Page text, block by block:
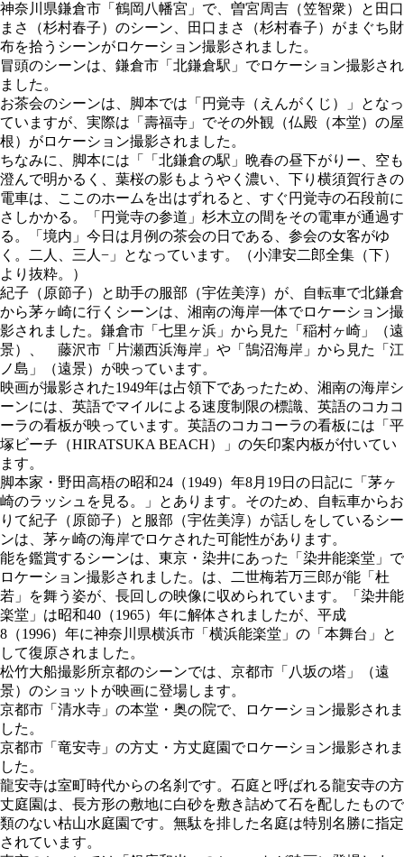
神奈川県鎌倉市「鶴岡八幡宮」で、曽宮周吉（笠智衆）と田口
まさ（杉村春子）のシーン、田口まさ（杉村春子）がまぐち財
布を拾うシーンがロケーション撮影されました。
冒頭のシーンは、鎌倉市「北鎌倉駅」でロケーション撮影され
ました。
お茶会のシーンは、脚本では「円覚寺（えんがくじ）」となっ
ていますが、実際は「壽福寺」でその外観（仏殿（本堂）の屋
根）がロケーション撮影されました。
ちなみに、脚本には「「北鎌倉の駅」晩春の昼下がりー、空も
澄んで明かるく、葉桜の影もようやく濃い、下り横須賀行きの
電車は、ここのホームを出はずれると、すぐ円覚寺の石段前に
さしかかる。「円覚寺の参道」杉木立の間をその電車が通過す
る。「境内」今日は月例の茶会の日である、参会の女客がゆ
く。二人、三人−」となっています。（小津安二郎全集（下）
より抜粋。）
紀子（原節子）と助手の服部（宇佐美淳）が、自転車で北鎌倉
から茅ヶ崎に行くシーンは、湘南の海岸一体でロケーション撮
影されました。鎌倉市「七里ヶ浜」から見た「稲村ヶ崎」（遠
景）、 藤沢市「片瀬西浜海岸」や「鵠沼海岸」から見た「江
ノ島」（遠景）が映っています。
映画が撮影された1949年は占領下であったため、湘南の海岸シ
ーンには、英語でマイルによる速度制限の標識、英語のコカコ
ーラの看板が映っています。英語のコカコーラの看板には「平
塚ビーチ（HIRATSUKA BEACH）」の矢印案内板が付いてい
ます。
脚本家・野田高梧の昭和24（1949）年8月19日の日記に「茅ヶ
崎のラッシュを見る。」とあります。そのため、自転車からお
りて紀子（原節子）と服部（宇佐美淳）が話しをしているシー
ンは、茅ヶ崎の海岸でロケされた可能性があります。
能を鑑賞するシーンは、東京・染井にあった「染井能楽堂」で
ロケーション撮影されました。は、二世梅若万三郎が能「杜
若」を舞う姿が、長回しの映像に収められています。「染井能
楽堂」は昭和40（1965）年に解体されましたが、平成
8（1996）年に神奈川県横浜市「横浜能楽堂」の「本舞台」と
して復原されました。
松竹大船撮影所京都のシーンでは、京都市「八坂の塔」（遠
景）のショットが映画に登場します。
京都市「清水寺」の本堂・奥の院で、ロケーション撮影されま
した。
京都市「竜安寺」の方丈・方丈庭園でロケーション撮影されま
した。
龍安寺は室町時代からの名刹です。石庭と呼ばれる龍安寺の方
丈庭園は、長方形の敷地に白砂を敷き詰めて石を配したもので
類のない枯山水庭園です。無駄を排した名庭は特別名勝に指定
されています。